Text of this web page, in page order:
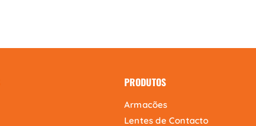
PRODUTOS
Armacões
Lentes de Contacto